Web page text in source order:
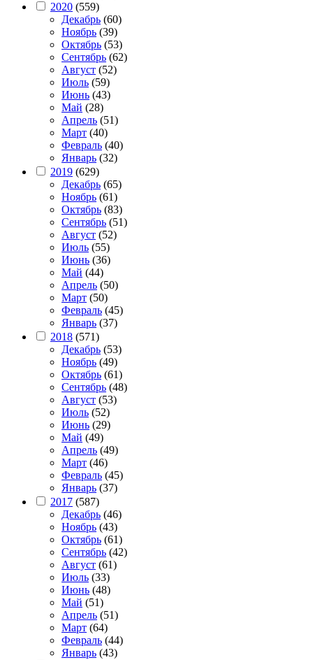
2020 (559)
Декабрь (60)
Ноябрь (39)
Октябрь (53)
Сентябрь (62)
Август (52)
Июль (59)
Июнь (43)
Май (28)
Апрель (51)
Март (40)
Февраль (40)
Январь (32)
2019 (629)
Декабрь (65)
Ноябрь (61)
Октябрь (83)
Сентябрь (51)
Август (52)
Июль (55)
Июнь (36)
Май (44)
Апрель (50)
Март (50)
Февраль (45)
Январь (37)
2018 (571)
Декабрь (53)
Ноябрь (49)
Октябрь (61)
Сентябрь (48)
Август (53)
Июль (52)
Июнь (29)
Май (49)
Апрель (49)
Март (46)
Февраль (45)
Январь (37)
2017 (587)
Декабрь (46)
Ноябрь (43)
Октябрь (61)
Сентябрь (42)
Август (61)
Июль (33)
Июнь (48)
Май (51)
Апрель (51)
Март (64)
Февраль (44)
Январь (43)